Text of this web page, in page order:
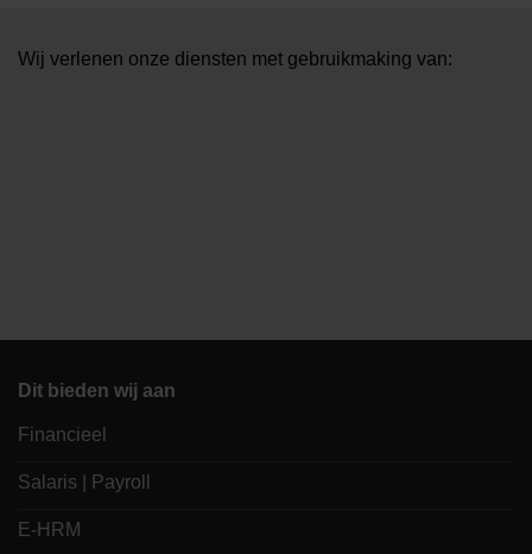
Wij verlenen onze diensten met gebruikmaking van:
Dit bieden wij aan
Financieel
Salaris | Payroll
E-HRM